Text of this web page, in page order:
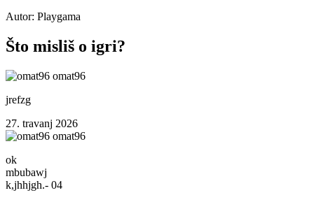
Autor: Playgama
Što misliš o igri?
omat96
jrefzg
27. travanj 2026
omat96
ok
mbubawj
k,jhhjgh.- 04